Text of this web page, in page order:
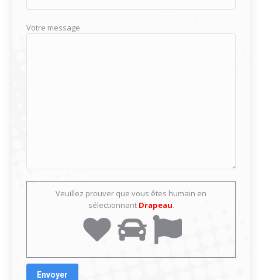
Votre message
Veuillez prouver que vous êtes humain en
sélectionnant Drapeau.